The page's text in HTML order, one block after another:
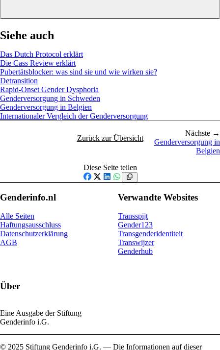
Siehe auch
Das Dutch Protocol erklärt
Die Cass Review erklärt
Pubertätsblocker: was sind sie und wie wirken sie?
Detransition
Rapid-Onset Gender Dysphoria
Genderversorgung in Schweden
Genderversorgung in Belgien
Internationaler Vergleich der Genderversorgung
Zurück zur Übersicht
Nächste →
Genderversorgung in
Belgien
Diese Seite teilen
Facebook
X LinkedIn
WhatsApp
Genderinfo.nl
Alle Seiten
Haftungsausschluss
Datenschutzerklärung
AGB
Verwandte Websites
Transspijt
Gender123
Transgenderidentiteit
Transwijzer
Genderhub
Über
Eine Ausgabe der Stiftung
Genderinfo i.G.
© 2025 Stiftung Genderinfo i.G. — Die Informationen auf dieser